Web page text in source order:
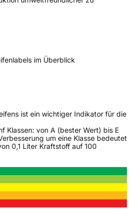
im Überblick
ist ein wichtiger Indikator für die
Klassen: von A (bester Wert) bis E
um eine Klasse bedeutet
0,1 Liter Kraftstoff auf 100